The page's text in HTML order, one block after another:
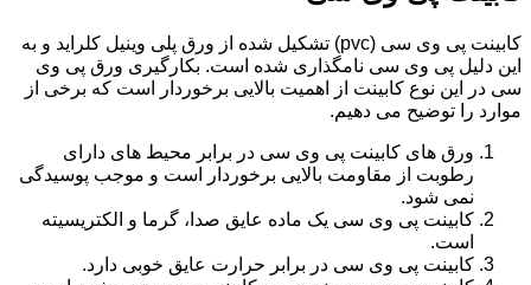
کابینت پی وی سی (pvc) تشکیل شده از ورق پلی وینیل کلراید و به
این دلیل پی وی سی نامگذاری شده است. بکارگیری ورق پی وی
سی در این نوع کابینت از اهمیت بالایی برخوردار است که برخی از
موارد را توضیح می دهیم.
ورق های کابینت پی وی سی در برابر محیط های دارای
رطوبت از مقاومت بالایی برخوردار است و موجب پوسیدگی
نمی شود.
کابینت پی وی سی یک ماده عایق صدا، گرما و الکتریسیته
است.
کابینت پی وی سی در برابر حرارت عایق خوبی دارد.